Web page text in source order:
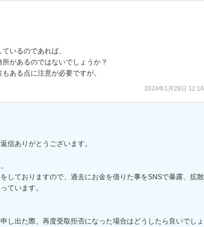
いるのであれば、
があるのではないでしょうか？
ある点に注意が必要ですが。
2024年1月28日 12:16
信ありがとうございます。
しておりますので、過去にお金を借りた事をSNSで暴露、拡散
ています。
し出た際、再度受取拒否になった場合はどうしたら良いでしょ